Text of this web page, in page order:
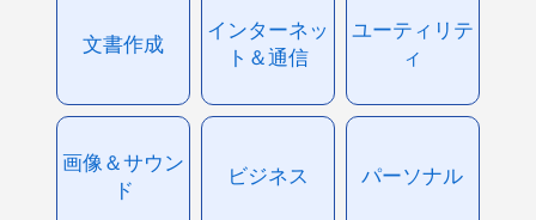
文書作成
インターネッ
ト＆通信
ユーティリテ
ィ
画像＆サウン
ド
ビジネス パーソナル